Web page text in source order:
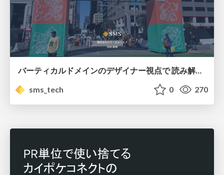
バーティカルドメインのデザイナー視点で 読み解く Figma Config 2026 / vertical domain designer take on figma config 2026
sms_tech
0 270